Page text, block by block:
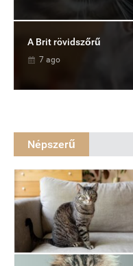
A Brit rövidszőrű
7 ago
Népszerű